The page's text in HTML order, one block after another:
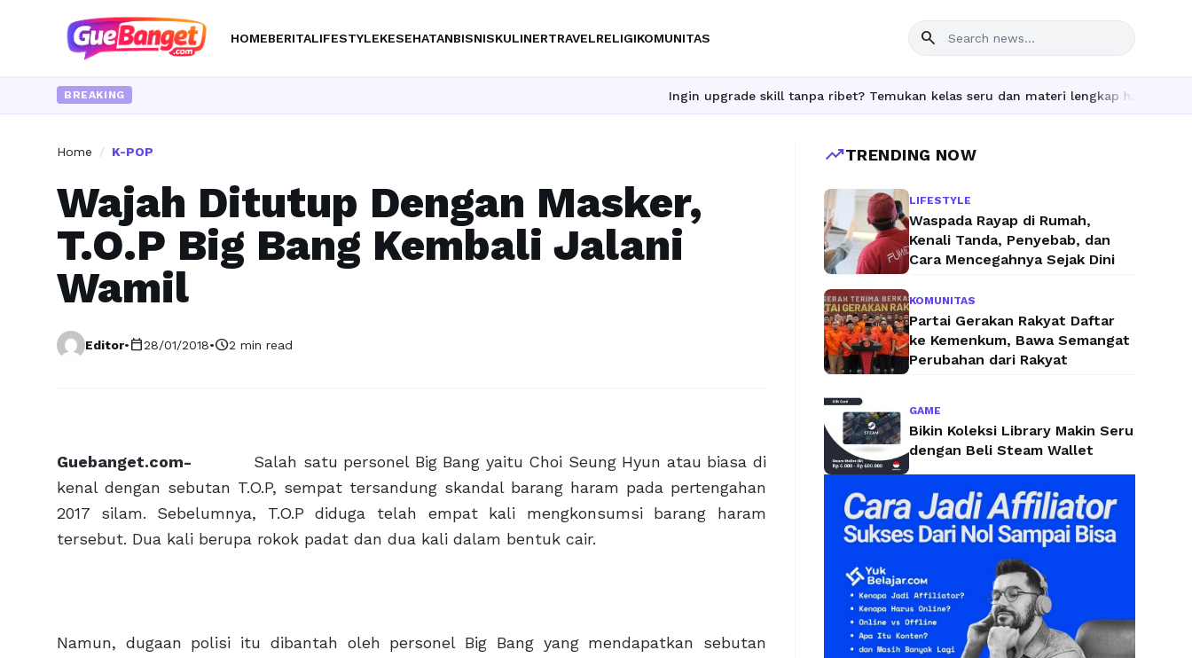
HOMEBERITALIFESTYLEKESEHATANBISNISKULINERTRAVELRELIGIKOMUNITAS search
BREAKING Ingin upgrade skill tanpa ribet? Temukan kelas seru dan materi lengkap hanya di
Home / K-POP
Wajah Ditutup Dengan Masker,
T.O.P Big Bang Kembali Jalani
Wamil
Editor•calendar_today28/01/2018•schedule2 min read
Guebanget.com-
Salah satu personel Big Bang yaitu Choi Seung Hyun atau biasa di
kenal dengan sebutan T.O.P, sempat tersandung skandal barang haram pada pertengahan
2017 silam. Sebelumnya, T.O.P diduga telah empat kali mengkonsumsi barang haram
tersebut. Dua kali berupa rokok padat dan dua kali dalam bentuk cair.
Namun, dugaan polisi itu dibantah oleh personel Big Bang yang mendapatkan sebutan
trending_upTRENDING NOW
LIFESTYLE
Waspada Rayap di Rumah,
Kenali Tanda, Penyebab, dan
Cara Mencegahnya Sejak Dini
KOMUNITAS
Partai Gerakan Rakyat Daftar
ke Kemenkum, Bawa Semangat
Perubahan dari Rakyat
GAME
Bikin Koleksi Library Makin Seru
dengan Beli Steam Wallet